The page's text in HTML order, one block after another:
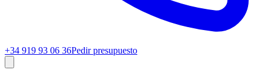
+34 919 93 06 36Pedir presupuesto